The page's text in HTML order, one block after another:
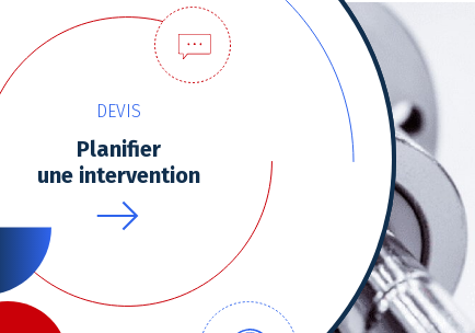
DEVIS
Planifier
une intervention